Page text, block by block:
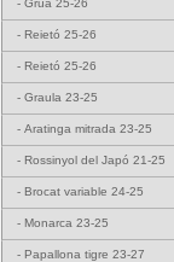
- Grua 25-26
- Reietó 25-26
- Reietó 25-26
- Graula 23-25
- Aratinga mitrada 23-25
- Rossinyol del Japó 21-25
- Brocat variable 24-25
- Monarca 23-25
- Papallona tigre 23-27